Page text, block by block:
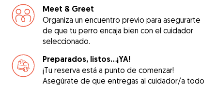
Meet & Greet
Organiza un encuentro previo para asegurarte
de que tu perro encaja bien con el cuidador
seleccionado.
Preparados, listos...¡YA!
¡Tu reserva está a punto de comenzar!
Asegúrate de que entregas al cuidador/a todo